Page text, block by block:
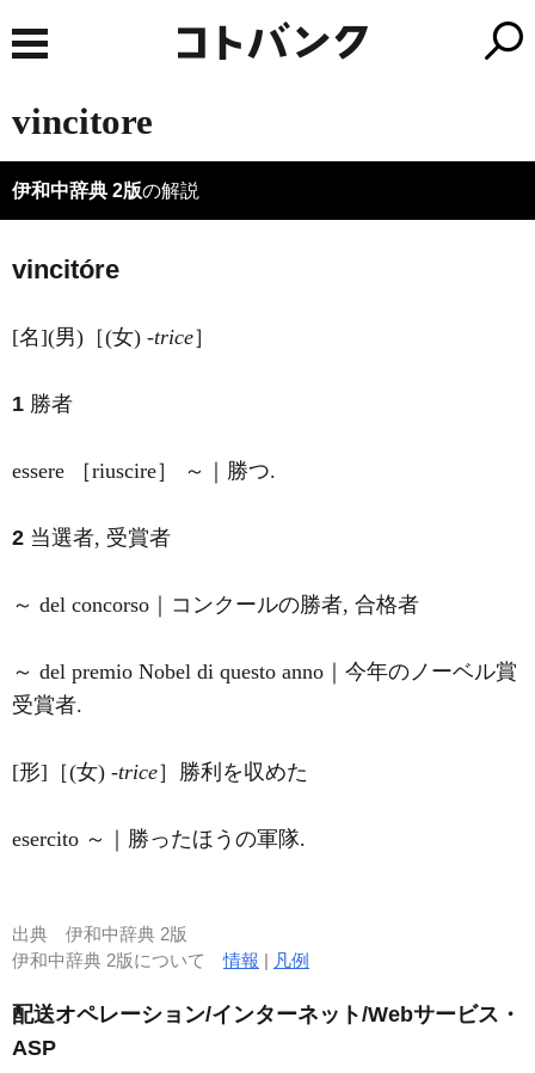
vincitore
伊和中辞典 2版の解説
vincitóre
[名](男)［(女) -trice］
1 勝者
essere ［riuscire］ ～｜勝つ.
2 当選者, 受賞者
～ del concorso｜コンクールの勝者, 合格者
～ del premio Nobel di questo anno｜今年のノーベル賞
受賞者.
[形]［(女) -trice］勝利を収めた
esercito ～｜勝ったほうの軍隊.
出典 伊和中辞典 2版
伊和中辞典 2版について情報 | 凡例
配送オペレーション/インターネット/Webサービス・
ASP